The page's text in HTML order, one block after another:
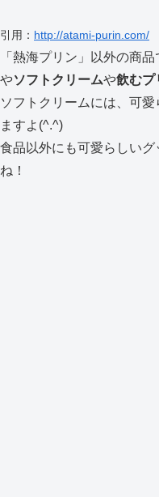
引用： http://atami-purin.com/
「熱海プリン」以外の商
やソフトクリームや飲むプ
ソフトクリームには、可愛
ますよ(^.^)
食品以外にも可愛らしい
ね！